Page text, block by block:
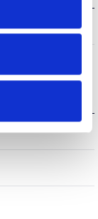
511lm